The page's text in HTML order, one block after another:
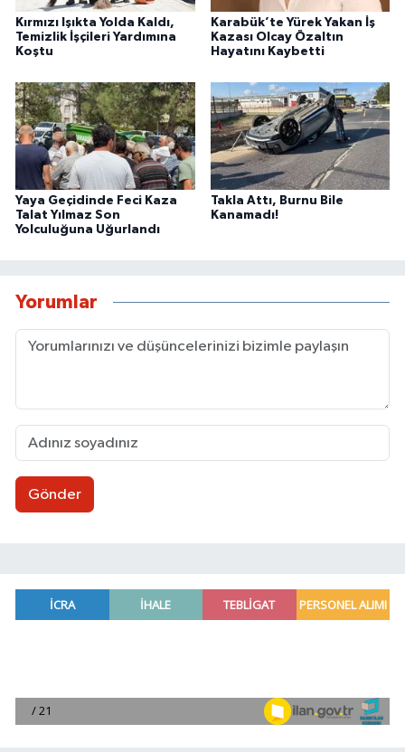
Kırmızı Işıkta Yolda Kaldı,
Temizlik İşçileri Yardımına
Koştu
Karabük’te Yürek Yakan İş
Kazası Olcay Özaltın
Hayatını Kaybetti
Yaya Geçidinde Feci Kaza
Talat Yılmaz Son
Yolculuğuna Uğurlandı
Takla Attı, Burnu Bile
Kanamadı!
Yorumlar
Gönder